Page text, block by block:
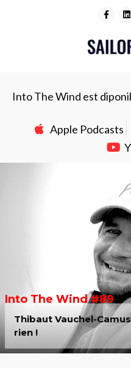
Into The Wind est
Apple Podcasts
Into The Wind #89
Thibaut Vauchel-
rien !